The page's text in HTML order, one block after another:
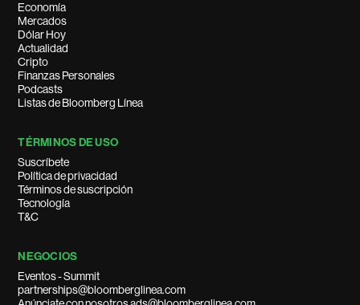
Economía
Mercados
Dólar Hoy
Actualidad
Cripto
Finanzas Personales
Podcasts
Listas de Bloomberg Línea
TÉRMINOS DE USO
Suscríbete
Política de privacidad
Términos de suscripción
Tecnología
T&C
NEGOCIOS
Eventos - Summit
partnerships@bloomberglinea.com